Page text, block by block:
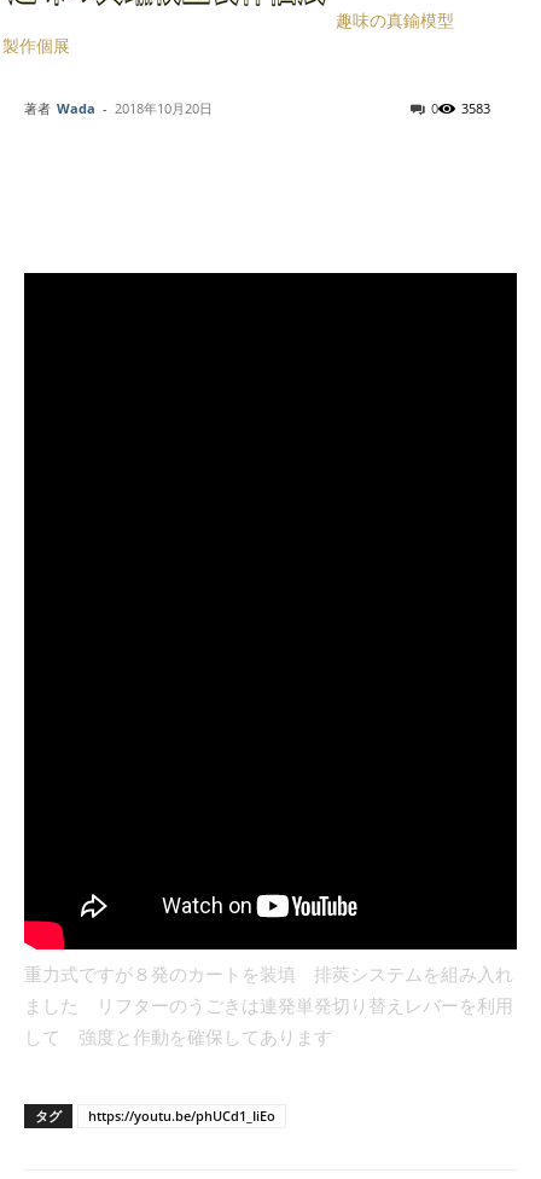
趣味の真鍮模型
製作個展
２２年式村田連発銃装填排
莢稼動説明１/３
著者 Wada - 2018年10月20日 3583
0
重力式ですが８発のカートを装填 排莢システムを組み入れ
ました リフターのうごきは連発単発切り替えレバーを利用
して 強度と作動を確保してあります
タグ https://youtu.be/phUCd1_IiEo